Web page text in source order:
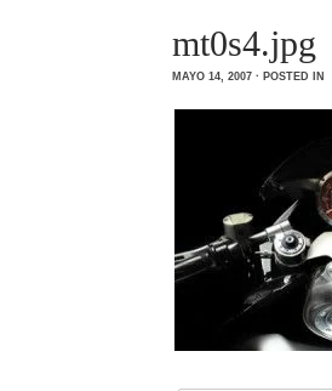
mt0s4.jpg
MAYO 14, 2007 · POSTED IN